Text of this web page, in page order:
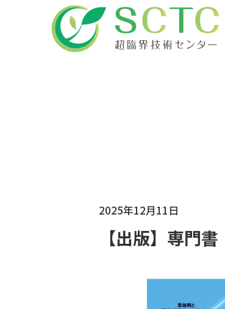
2025年12月11日
【出版】専門